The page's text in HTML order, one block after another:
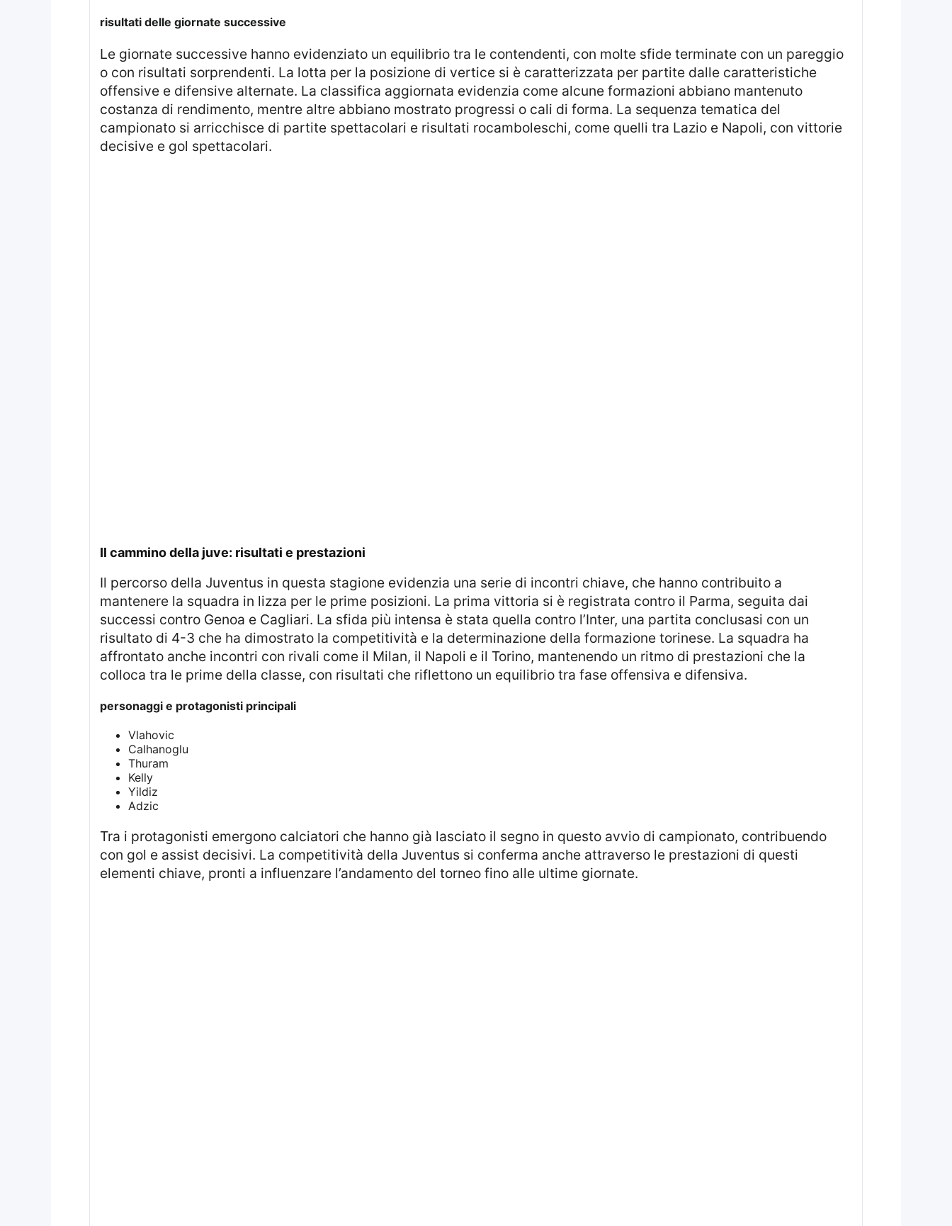
risultati delle giornate successive
Le giornate successive hanno evidenziato un equilibrio tra le contendenti, con molte sfide terminate con un pareggio
o con risultati sorprendenti. La lotta per la posizione di vertice si è caratterizzata per partite dalle caratteristiche
offensive e difensive alternate. La classifica aggiornata evidenzia come alcune formazioni abbiano mantenuto
costanza di rendimento, mentre altre abbiano mostrato progressi o cali di forma. La sequenza tematica del
campionato si arricchisce di partite spettacolari e risultati rocamboleschi, come quelli tra Lazio e Napoli, con vittorie
decisive e gol spettacolari.
il cammino della juve: risultati e prestazioni
Il percorso della Juventus in questa stagione evidenzia una serie di incontri chiave, che hanno contribuito a
mantenere la squadra in lizza per le prime posizioni. La prima vittoria si è registrata contro il Parma, seguita dai
successi contro Genoa e Cagliari. La sfida più intensa è stata quella contro l’Inter, una partita conclusasi con un
risultato di 4-3 che ha dimostrato la competitività e la determinazione della formazione torinese. La squadra ha
affrontato anche incontri con rivali come il Milan, il Napoli e il Torino, mantenendo un ritmo di prestazioni che la
colloca tra le prime della classe, con risultati che riflettono un equilibrio tra fase offensiva e difensiva.
personaggi e protagonisti principali
Vlahovic
Calhanoglu
Thuram
Kelly
Yildiz
Adzic
Tra i protagonisti emergono calciatori che hanno già lasciato il segno in questo avvio di campionato, contribuendo
con gol e assist decisivi. La competitività della Juventus si conferma anche attraverso le prestazioni di questi
elementi chiave, pronti a influenzare l’andamento del torneo fino alle ultime giornate.